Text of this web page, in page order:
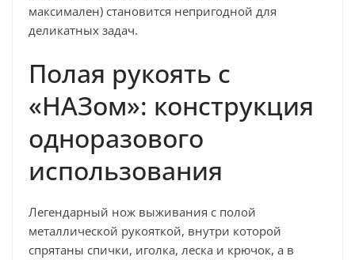
максимален) становится непригодной для
деликатных задач.
Полая рукоять с
«НАЗом»: конструкция
одноразового
использования
Легендарный нож выживания с полой
металлической рукояткой, внутри которой
спрятаны спички, иголка, леска и крючок, а в